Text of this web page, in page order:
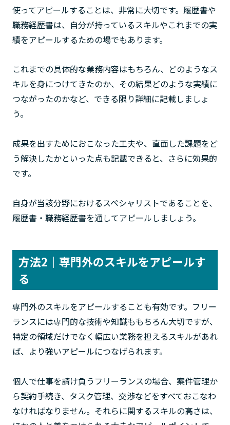
使ってアピールすることは、非常に大切です。履歴書や
職務経歴書は、自分が持っているスキルやこれまでの実
績をアピールするための場でもあります。
これまでの具体的な業務内容はもちろん、どのようなス
キルを身につけてきたのか、その結果どのような実績に
つながったのかなど、できる限り詳細に記載しましょ
う。
成果を出すためにおこなった工夫や、直面した課題をど
う解決したかといった点も記載できると、さらに効果的
です。
自身が当該分野におけるスペシャリストであることを、
履歴書・職務経歴書を通してアピールしましょう。
方法2｜専門外のスキルをアピールす
る
専門外のスキルをアピールすることも有効です。フリー
ランスには専門的な技術や知識ももちろん大切ですが、
特定の領域だけでなく幅広い業務を担えるスキルがあれ
ば、より強いアピールにつなげられます。
個人で仕事を請け負うフリーランスの場合、案件管理か
ら契約手続き、タスク管理、交渉などをすべておこなわ
なければなりません。それらに関するスキルの高さは、